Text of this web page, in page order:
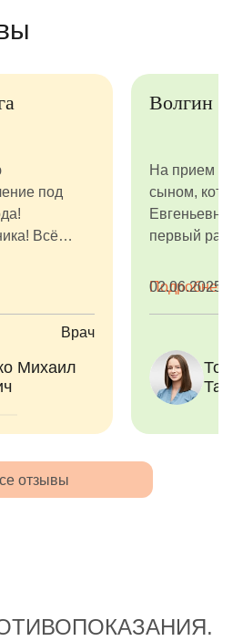
под
Всё
постоянно
осталось и
находилась
вывести
клиники
врачи -
Михаил
Врач
Михаил
Тория
Волгин
На прием я
сыном,
первый
все время
ребенка,
осмотр и
Подробнее
02.06.2025
отзывы